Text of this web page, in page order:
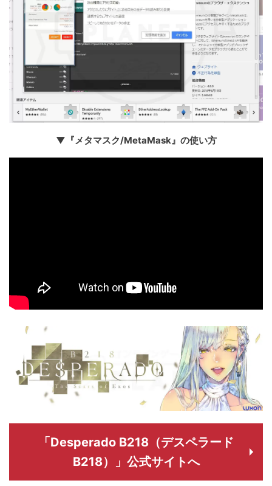
▼『メタマスク/MetaMask』の使い方
「Desperado B218（デスペラード
B218）」公式サイトへ